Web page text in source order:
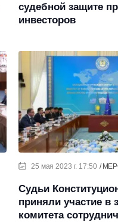
судебной защите
инвесторов
25 мая 2023 г. 17:50
Судьи
приняли участие в
комитета